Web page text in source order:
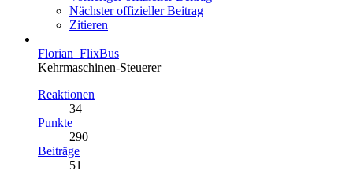
Nächster offizieller Beitrag
Zitieren
Florian_FlixBus
Kehrmaschinen-Steuerer
Reaktionen
34
Punkte
290
Beiträge
51